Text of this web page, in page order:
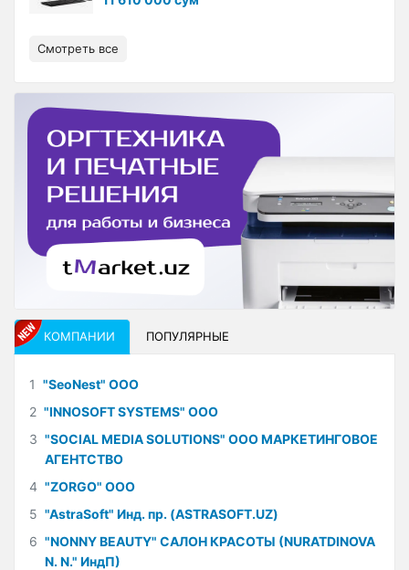
Смотреть все
КОМПАНИИ ПОПУЛЯРНЫЕ
1 "SeoNest" ООО
2 "INNOSOFT SYSTEMS" ООО
3 "SOCIAL MEDIA SOLUTIONS" ООО МАРКЕТИНГОВОЕ
АГЕНТСТВО
4 "ZORGO" ООО
5 "AstraSoft" Инд. пр. (ASTRASOFT.UZ)
6 "NONNY BEAUTY" САЛОН КРАСОТЫ (NURATDINOVA
N. N." ИндП)